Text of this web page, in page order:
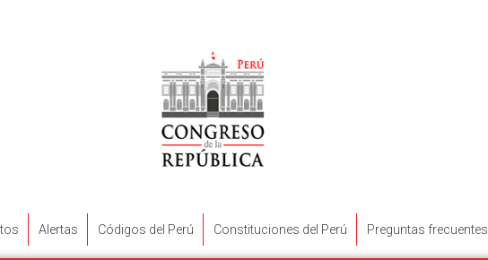
Alertas Códigos del Perú Constituciones del Perú Preguntas frecuentes